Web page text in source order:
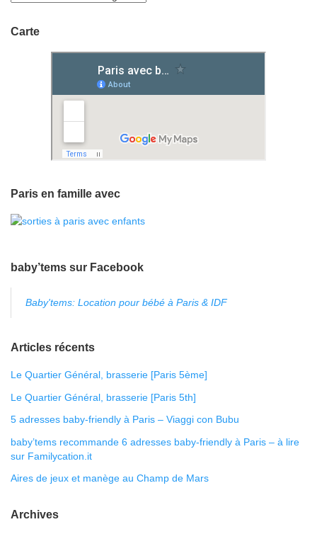
Carte
Paris en famille avec
baby’tems sur Facebook
Baby'tems: Location pour bébé à Paris & IDF
Articles récents
Le Quartier Général, brasserie [Paris 5ème]
Le Quartier Général, brasserie [Paris 5th]
5 adresses baby-friendly à Paris – Viaggi con Bubu
baby’tems recommande 6 adresses baby-friendly à Paris – à lire
sur Familycation.it
Aires de jeux et manège au Champ de Mars
Archives